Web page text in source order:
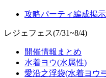
攻略パーティ編成掲
レジェフェス(7/31~8/4)
開催情報まとめ
水着ヨウ(水属性)
愛沿之浮袋(水着ヨウ